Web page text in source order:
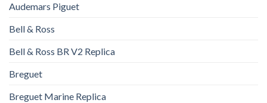
Audemars Piguet
Bell & Ross
Bell & Ross BR V2 Replica
Breguet
Breguet Marine Replica